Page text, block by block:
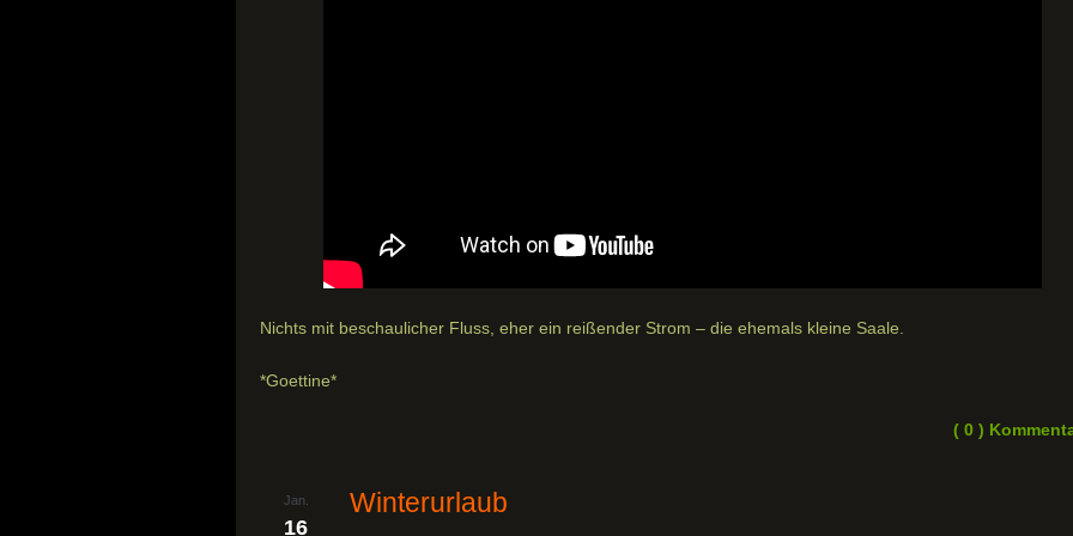
Nichts mit beschaulicher Fluss, eher ein reißender Strom – die ehemals kleine Saale.
*Goettine*
( 0 )
Jan.
16
Winterurlaub